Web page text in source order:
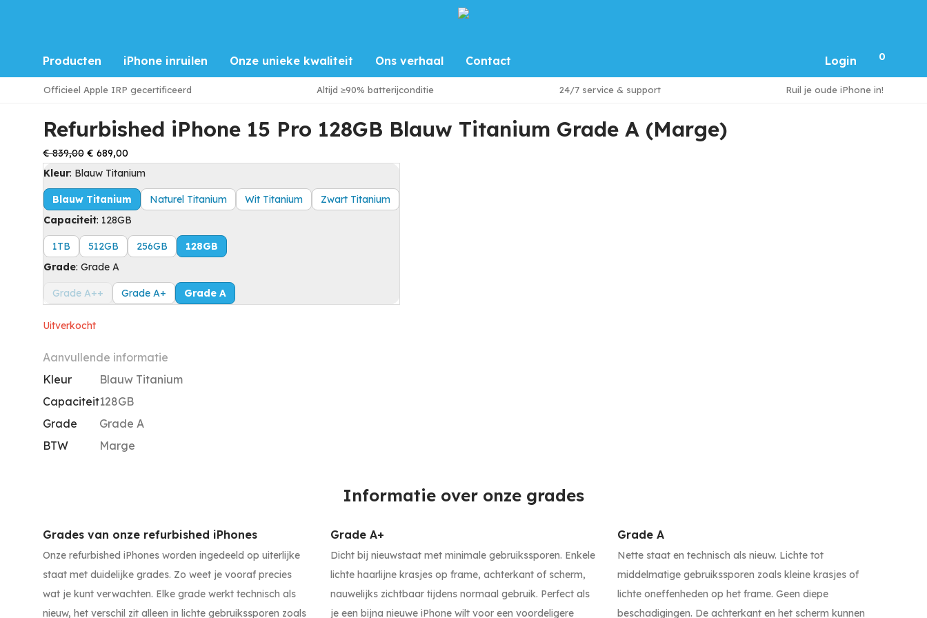
Producten iPhone inruilen Onze unieke kwaliteit Ons verhaal Contact Login 0
Officieel Apple IRP gecertificeerd Altijd ≥90% batterijconditie 24/7 service & support Ruil je oude iPhone in!
Home/iPhone 15 Pro/Refurbished iPhone 15 Pro 128GB Blauw Titanium Grade A (Marge)
Refurbished iPhone 15 Pro 128GB Blauw Titanium Grade A (Marge)
€839,00 Oorspronkelijke
prijs
was:
€ 839,00.
€ 689,00
prijs
is:
€ 689,00.
Kleur: Blauw Titanium
Blauw Titanium Naturel Titanium Wit Titanium
Zwart Titanium
Capaciteit: 128GB
1TB 512GB 256GB
128GB
Grade: Grade A
Grade A++ Grade A+ Grade A
Uitverkocht
Aanvullende informatie
Kleur
Blauw Titanium
Capaciteit128GB
Grade
Grade A
BTW
Marge
Informatie over onze grades
Grades van onze refurbished iPhones
Onze refurbished iPhones worden ingedeeld op uiterlijke
staat met duidelijke grades. Zo weet je vooraf precies
wat je kunt verwachten. Elke grade werkt technisch als
nieuw, het verschil zit alleen in lichte gebruikssporen zoals
Grade A+
Dicht bij nieuwstaat met minimale gebruikssporen. Enkele
lichte haarlijne krasjes op frame, achterkant of scherm,
nauwelijks zichtbaar tijdens normaal gebruik. Perfect als
je een bijna nieuwe iPhone wilt voor een voordeligere
Grade A
Nette staat en technisch als nieuw. Lichte tot
middelmatige gebruikssporen zoals kleine krasjes of
lichte oneffenheden op het frame. Geen diepe
beschadigingen. De achterkant en het scherm kunnen